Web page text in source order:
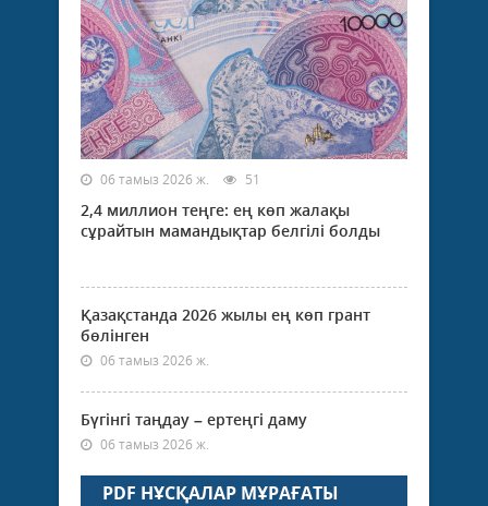
06 тамыз 2026 ж. 51
2,4 миллион теңге: ең көп жалақы
сұрайтын мамандықтар белгілі болды
Қазақстанда 2026 жылы ең көп грант
бөлінген
06 тамыз 2026 ж.
Бүгінгі таңдау – ертеңгі даму
06 тамыз 2026 ж.
PDF НҰСҚАЛАР МҰРАҒАТЫ